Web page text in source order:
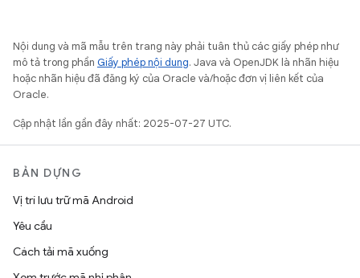
Nội dung và mã mẫu trên trang này phải tuân thủ các giấy phép như
mô tả trong phần Giấy phép nội dung. Java và OpenJDK là nhãn hiệu
hoặc nhãn hiệu đã đăng ký của Oracle và/hoặc đơn vị liên kết của
Oracle.
Cập nhật lần gần đây nhất: 2025-07-27 UTC.
BẢN DỰNG
Vị trí lưu trữ mã Android
Yêu cầu
Cách tải mã xuống